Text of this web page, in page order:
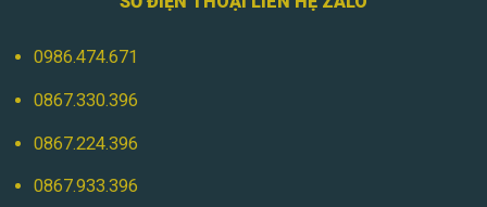
0986.474.671
0867.330.396
0867.224.396
0867.933.396